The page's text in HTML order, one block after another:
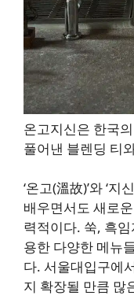
온고지신은 한국
풀어낸 블렌딩 티
‘온고(溫故)’와 ‘
배우면서도 새로
력적이다. 쑥, 흑
용한 다양한 메뉴
다. 서울대입구에
지 확장될 만큼 많